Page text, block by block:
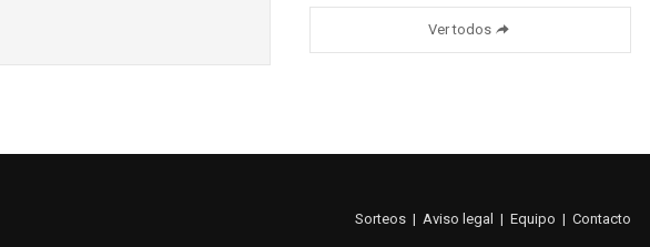
Ver todos
Sorteos | Aviso legal | Equipo | Contacto